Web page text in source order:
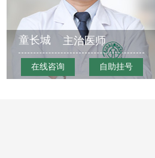
童长城 主治医师
在线咨询 自助挂号